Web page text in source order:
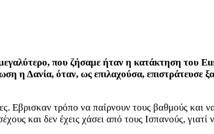
που ζήσαμε ήταν η κατάκτηση του
η Δανία, όταν, ως επιλαχούσα, επιστράτευσε
Εβρισκαν τρόπο να παίρνουν τους βαθμούς και
και δεν έχεις χάσει από τους Ισπανούς,